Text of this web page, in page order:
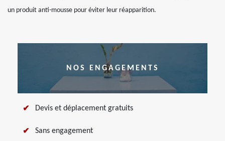
un produit anti-mousse pour éviter leur réapparition.
NOS ENGAGEMENTS
Devis et déplacement gratuits
Sans engagement